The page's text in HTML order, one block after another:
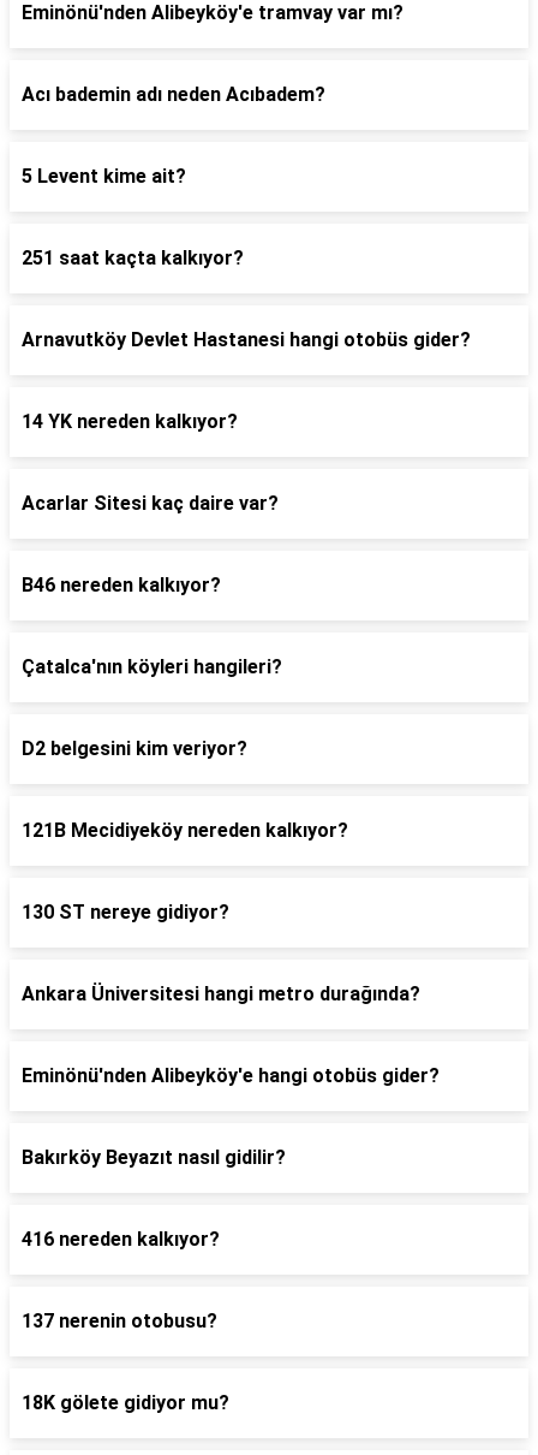
Eminönü'nden Alibeyköy'e tramvay var mı?
Acı bademin adı neden Acıbadem?
5 Levent kime ait?
251 saat kaçta kalkıyor?
Arnavutköy Devlet Hastanesi hangi otobüs gider?
14 YK nereden kalkıyor?
Acarlar Sitesi kaç daire var?
B46 nereden kalkıyor?
Çatalca'nın köyleri hangileri?
D2 belgesini kim veriyor?
121B Mecidiyeköy nereden kalkıyor?
130 ST nereye gidiyor?
Ankara Üniversitesi hangi metro durağında?
Eminönü'nden Alibeyköy'e hangi otobüs gider?
Bakırköy Beyazıt nasıl gidilir?
416 nereden kalkıyor?
137 nerenin otobusu?
18K gölete gidiyor mu?